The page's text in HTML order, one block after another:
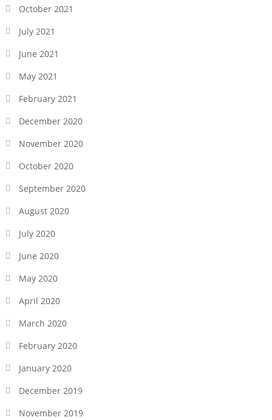
October 2021
July 2021
June 2021
May 2021
February 2021
December 2020
November 2020
October 2020
September 2020
August 2020
July 2020
June 2020
May 2020
April 2020
March 2020
February 2020
January 2020
December 2019
November 2019